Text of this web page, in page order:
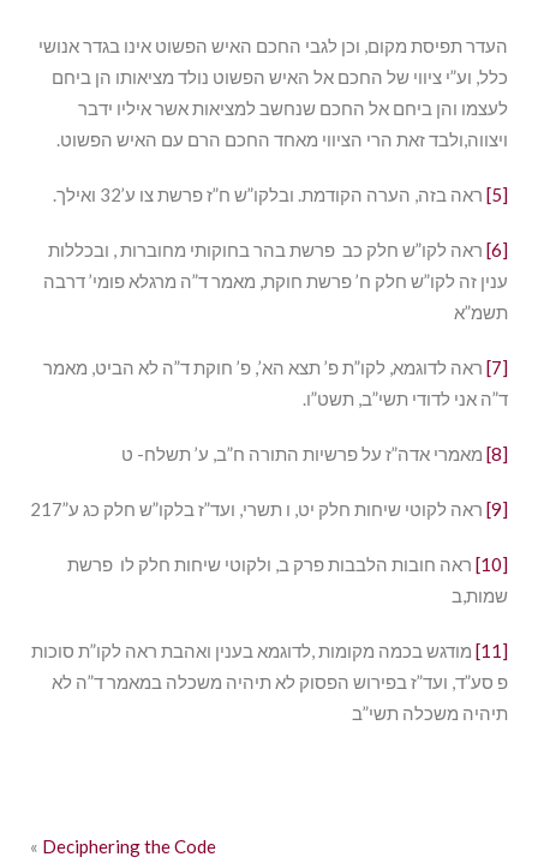
העדר תפיסת מקום, וכן לגבי החכם האיש הפשוט אינו בגדר אנושי
כלל, וע”י ציווי של החכם אל האיש הפשוט נולד מציאותו הן ביחם
לעצמו והן ביחם אל החכם שנחשב למציאות אשר איליו ידבר
ויצווה,ולבד זאת הרי הציווי מאחד החכם הרם עם האיש הפשוט.
[5] ראה בזה, הערה הקודמת. ובלקו”ש ח”ז פרשת צו ע’32 ואילך.
[6]
ראה לקו”ש חלק כב פרשת בהר בחוקותי מחוברות , ובכללות
ענין זה לקו”ש חלק ח’ פרשת חוקת, מאמר ד”ה מרגלא פומי’ דרבה
תשמ”א
[7]
ראה לדוגמא, לקו”ת פ’ תצא הא’, פ’ חוקת ד”ה לא הביט, מאמר
ד”ה אני לדודי תשי”ב, תשט”ו.
[8] מאמרי אדה”ז על פרשיות התורה ח”ב, ע’ תשלח- ט
[9] ראה לקוטי שיחות חלק יט, ו תשרי, ועד”ז בלקו”ש חלק כג ע”217
[10]
ראה חובות הלבבות פרק ב, ולקוטי שיחות חלק לו פרשת
שמות,ב
[11]
מודגש בכמה מקומות ,לדוגמא בענין ואהבת ראה לקו”ת סוכות
פ סע”ד, ועד”ז בפירוש הפסוק לא תיהיה משכלה במאמר ד”ה לא
תיהיה משכלה תשי”ב
« Deciphering the Code